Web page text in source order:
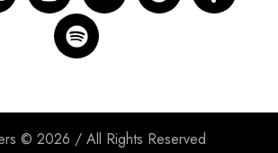
© 2026 / All Rights Reserved